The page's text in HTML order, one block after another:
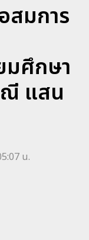
สมการ
ศึกษา
แสน
น.